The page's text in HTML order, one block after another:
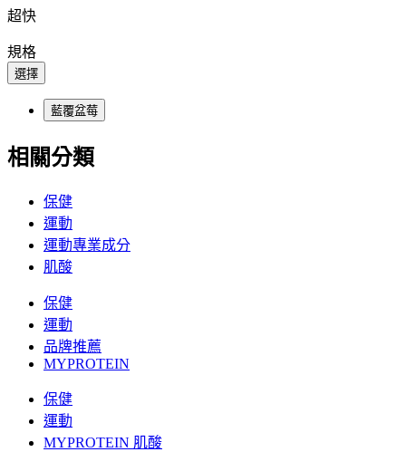
超快
規格
選擇
藍覆盆莓
相關分類
保健
運動
運動專業成分
肌酸
保健
運動
品牌推薦
MYPROTEIN
保健
運動
MYPROTEIN 肌酸